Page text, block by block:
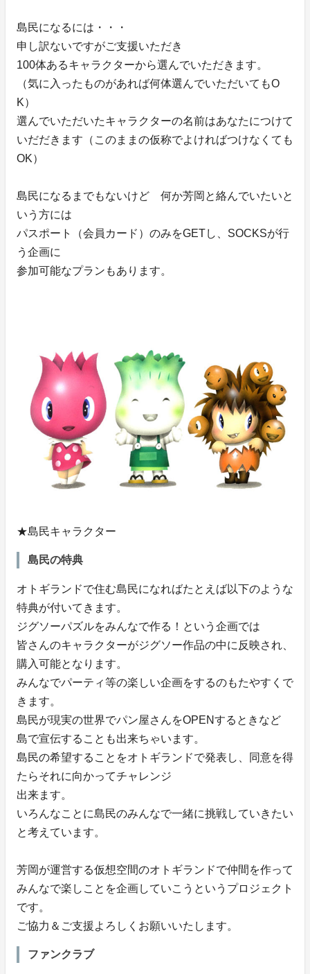
島民になるには・・・
申し訳ないですがご支援いただき
100体あるキャラクターから選んでいただきます。
（気に入ったものがあれば何体選んでいただいてもO
K）
選んでいただいたキャラクターの名前はあなたにつけて
いだだきます（このままの仮称でよければつけなくても
OK）
島民になるまでもないけど 何か芳岡と絡んでいたいと
いう方には
パスポート（会員カード）のみをGETし、SOCKSが行
う企画に
参加可能なプランもあります。
★島民キャラクター
島民の特典
オトギランドで住む島民になればたとえば以下のような
特典が付いてきます。
ジグソーパズルをみんなで作る！という企画では
皆さんのキャラクターがジグソー作品の中に反映され、
購入可能となります。
みんなでパーティ等の楽しい企画をするのもたやすくで
きます。
島民が現実の世界でパン屋さんをOPENするときなど
島で宣伝することも出来ちゃいます。
島民の希望することをオトギランドで発表し、同意を得
たらそれに向かってチャレンジ
出来ます。
いろんなことに島民のみんなで一緒に挑戦していきたい
と考えています。
芳岡が運営する仮想空間のオトギランドで仲間を作って
みんなで楽しことを企画していこうというプロジェクト
です。
ご協力＆ご支援よろしくお願いいたします。
ファンクラブ